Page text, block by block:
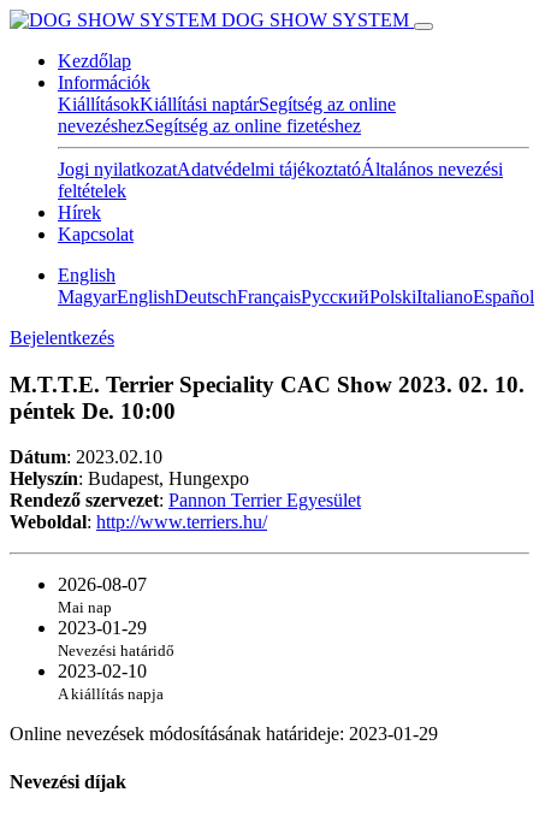
DOG SHOW SYSTEM
Kezdőlap
Információk
KiállításokKiállítási naptárSegítség az online
nevezéshezSegítség az online fizetéshez
Jogi nyilatkozatAdatvédelmi tájékoztatóÁltalános nevezési
feltételek
Hírek
Kapcsolat
English
MagyarEnglishDeutschFrançaisPусскийPolskiItalianoEspañol
Bejelentkezés
M.T.T.E. Terrier Speciality CAC Show 2023. 02. 10.
péntek De. 10:00
Dátum: 2023.02.10
Helyszín: Budapest, Hungexpo
Rendező szervezet: Pannon Terrier Egyesület
Weboldal: http://www.terriers.hu/
2026-08-07
Mai nap
2023-01-29
Nevezési határidő
2023-02-10
A kiállítás napja
Online nevezések módosításának határideje: 2023-01-29
Nevezési díjak